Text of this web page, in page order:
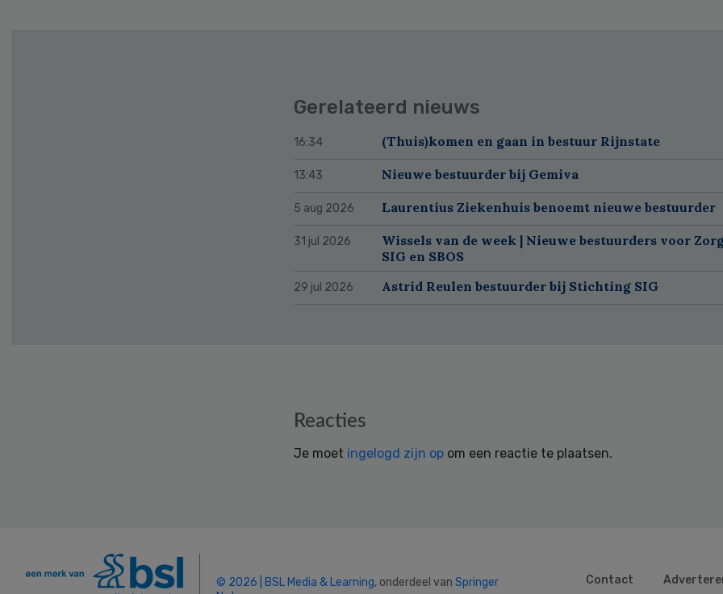
Gerelateerd nieuws
16:34 (Thuis)komen en gaan in bestuur Rijnstate
13:43 Nieuwe bestuurder bij Gemiva
5 aug 2026 Laurentius Ziekenhuis benoemt nieuwe bestuurder
31 jul 2026
Wissels van de week | Nieuwe bestuurders voor
SIG en SBOS
29 jul 2026 Astrid Reulen bestuurder bij Stichting SIG
Reacties
Je moet ingelogd zijn op om een reactie te plaatsen.
© 2026 | BSL Media & Learning, onderdeel van Springer
Contact